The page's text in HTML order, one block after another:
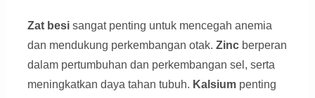
Zat besisangat penting untuk mencegah anemia
dan mendukung perkembangan otak. Zincberperan
dalam pertumbuhan dan perkembangan sel, serta
meningkatkan daya tahan tubuh. Kalsiumpenting